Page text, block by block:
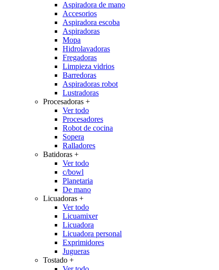
Aspiradora de mano
Accesorios
Aspiradora escoba
Aspiradoras
Mopa
Hidrolavadoras
Fregadoras
Limpieza vidrios
Barredoras
Aspiradoras robot
Lustradoras
Procesadoras +
Ver todo
Procesadores
Robot de cocina
Sopera
Ralladores
Batidoras +
Ver todo
c/bowl
Planetaria
De mano
Licuadoras +
Ver todo
Licuamixer
Licuadora
Licuadora personal
Exprimidores
Jugueras
Tostado +